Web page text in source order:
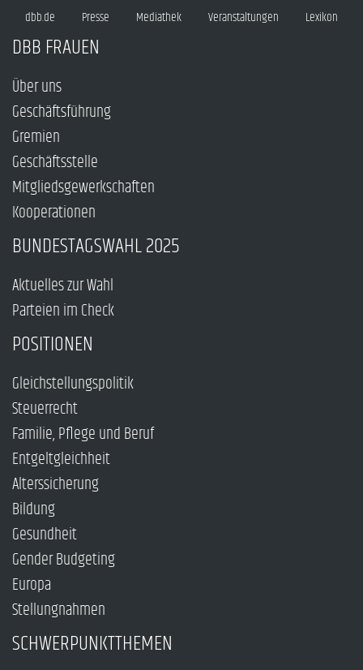
dbb.de Presse Mediathek Veranstaltungen Lexikon
DBB FRAUEN
Über uns
Geschäftsführung
Gremien
Geschäftsstelle
Mitgliedsgewerkschaften
Kooperationen
BUNDESTAGSWAHL 2025
Aktuelles zur Wahl
Parteien im Check
POSITIONEN
Gleichstellungspolitik
Steuerrecht
Familie, Pflege und Beruf
Entgeltgleichheit
Alterssicherung
Bildung
Gesundheit
Gender Budgeting
Europa
Stellungnahmen
SCHWERPUNKTTHEMEN